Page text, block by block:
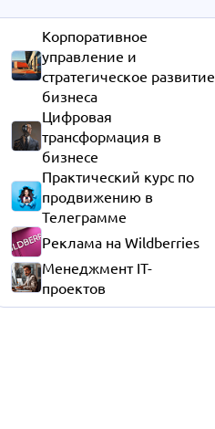
Корпоративное
управление и
стратегическое развитие
бизнеса
Цифровая
трансформация в
бизнесе
Практический курс по
продвижению в
Телеграмме
Реклама на Wildberries
Менеджмент IT-
проектов